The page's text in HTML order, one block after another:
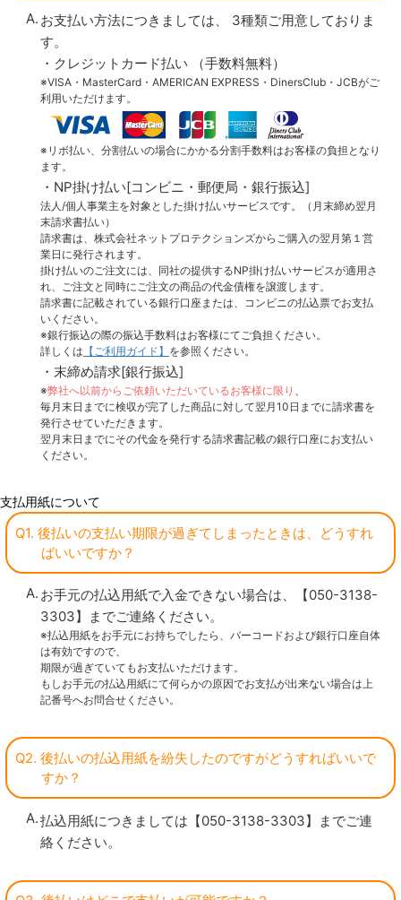
お支払い方法につきましては、 3種類ご用意しておりま
す。
・クレジットカード払い （手数料無料）
※VISA・MasterCard・AMERICAN EXPRESS・DinersClub・JCBがご
利用いただけます。
※リボ払い、分割払いの場合にかかる分割手数料はお客様の負担となり
ます。
・NP掛け払い[コンビニ・郵便局・銀行振込]
法人/個人事業主を対象とした掛け払いサービスです。（月末締め翌月
末請求書払い）
請求書は、株式会社ネットプロテクションズからご購入の翌月第１営
業日に発行されます。
掛け払いのご注文には、同社の提供するNP掛け払いサービスが適用さ
れ、ご注文と同時にご注文の商品の代金債権を譲渡します。
請求書に記載されている銀行口座または、コンビニの払込票でお支払
いください。
※銀行振込の際の振込手数料はお客様にてご負担ください。
詳しくは 【ご利用ガイド】 を参照ください。
・末締め請求[銀行振込]
※弊社へ以前からご依頼いただいているお客様に限り 、
毎月末日までに検収が完了した商品に対して翌月10日までに請求書を
発行させていただきます。
翌月末日までにその代金を発行する請求書記載の銀行口座にお支払い
ください。
支払用紙について
Q1. 後払いの支払い期限が過ぎてしまったときは、どうすれ
ばいいですか？
お手元の払込用紙で入金できない場合は、【050-3138-
3303】までご連絡ください。
※払込用紙をお手元にお持ちでしたら、バーコードおよび銀行口座自体
は有効ですので、
期限が過ぎていてもお支払いただけます。
もしお手元の払込用紙にて何らかの原因でお支払が出来ない場合は上
記番号へお問合せください。
Q2. 後払いの払込用紙を紛失したのですがどうすればいいで
すか？
払込用紙につきましては【050-3138-3303】までご連
絡ください。